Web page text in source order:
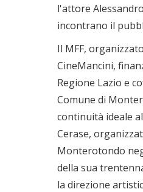
l'attore
incontrano il
Il MFF,
CineMancini,
Regione Lazio e
Comune di
continuità ideale
Cerase,
Monterotondo
della sua
la direzione